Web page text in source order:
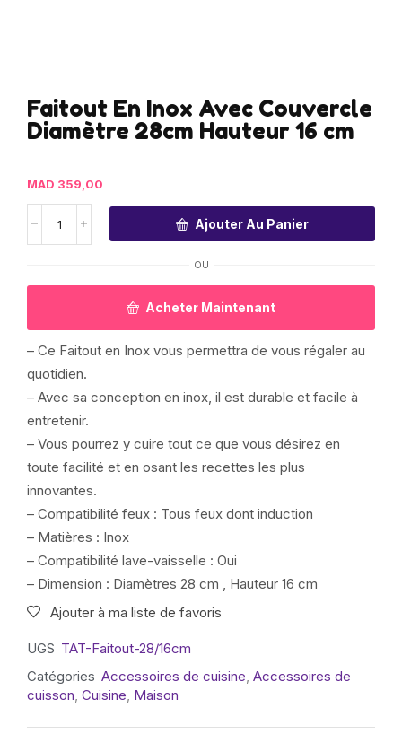
Faitout En Inox Avec Couvercle
Diamètre 28cm Hauteur 16 cm
MAD 359,00
Ajouter Au Panier
OU
Acheter Maintenant
– Ce Faitout en Inox vous permettra de vous régaler au
quotidien.
– Avec sa conception en inox, il est durable et facile à
entretenir.
– Vous pourrez y cuire tout ce que vous désirez en
toute facilité et en osant les recettes les plus
innovantes.
– Compatibilité feux : Tous feux dont induction
– Matières : Inox
– Compatibilité lave-vaisselle : Oui
– Dimension : Diamètres 28 cm , Hauteur 16 cm
Ajouter à ma liste de favoris
UGS TAT-Faitout-28/16cm
Catégories Accessoires de cuisine, Accessoires de
cuisson, Cuisine, Maison